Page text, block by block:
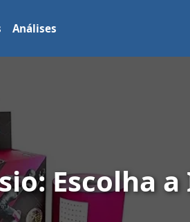
Análises
Escolha